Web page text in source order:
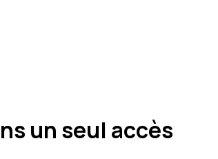
un seul accès